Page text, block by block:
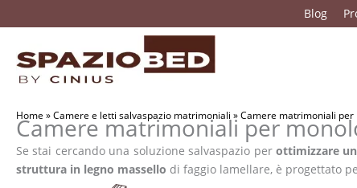
al
Blog
Home »Camere e letti salvaspazio matrimoniali »Camere matrimoniali per
Camere matrimoniali per
Se stai cercando una soluzione salvaspazio per ottimizzare
struttura in legno massello di faggio lamellare, è progettato